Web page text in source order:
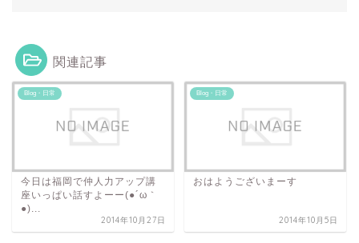
関連記事
Blog・日常
今日は福岡で仲人力アップ講
座いっぱい話すよーー(●´ω｀
●)...
2014年10月27日
Blog・日常
おはようございまーす
2014年10月5日